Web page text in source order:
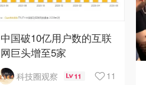
中国破10亿用户数的互联
网巨头增至5家
科技圈观察 11 11